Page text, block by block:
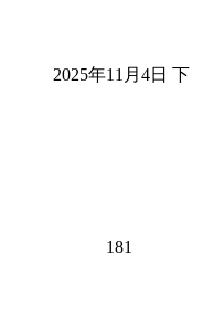
2025年11月4日 下
181